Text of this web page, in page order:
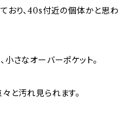
おり、40s付近の個体かと思わ
小さなオーバーポケット。
と汚れ見られます。